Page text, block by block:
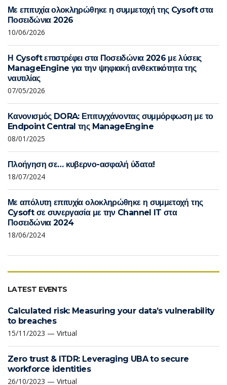
Με επιτυχία ολοκληρώθηκε η συμμετοχή της Cysoft στα
Ποσειδώνια 2026
10/06/2026
Η Cysoft επιστρέφει στα Ποσειδώνια 2026 με λύσεις
ManageEngine για την ψηφιακή ανθεκτικότητα της
ναυτιλίας
07/05/2026
Κανονισμός DORA: Επιτυγχάνοντας συμμόρφωση με το
Endpoint Central της ManageEngine
08/01/2025
Πλοήγηση σε… κυβερνο-ασφαλή ύδατα!
18/07/2024
Με απόλυτη επιτυχία ολοκληρώθηκε η συμμετοχή της
Cysoft σε συνεργασία με την Channel IT στα
Ποσειδώνια 2024
18/06/2024
LATEST EVENTS
Calculated risk: Measuring your data’s vulnerability
to breaches
15/11/2023 — Virtual
Zero trust & ITDR: Leveraging UBA to secure
workforce identities
26/10/2023 — Virtual